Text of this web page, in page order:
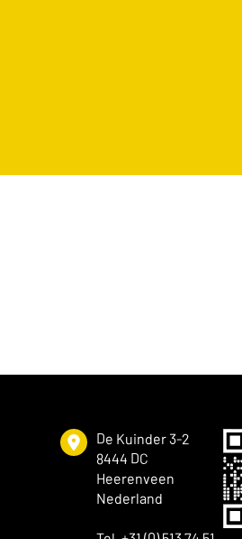
De Kuinder 3-2
8444 DC
Heerenveen
Nederland